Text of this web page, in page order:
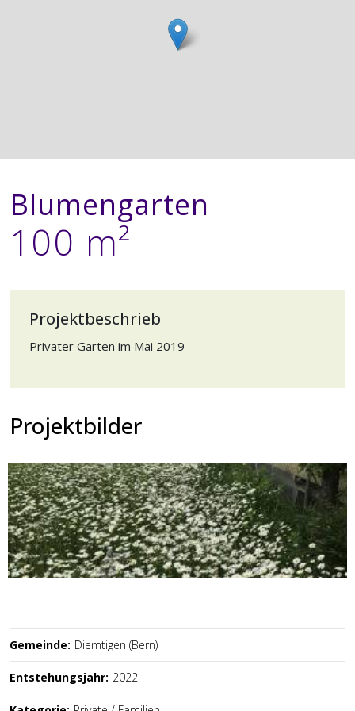
Gemeinde: Diemtigen (Bern)
Entstehungsjahr: 2022
Blumengarten
100 m²
Projektbeschrieb
Privater Garten im Mai 2019
Projektbilder